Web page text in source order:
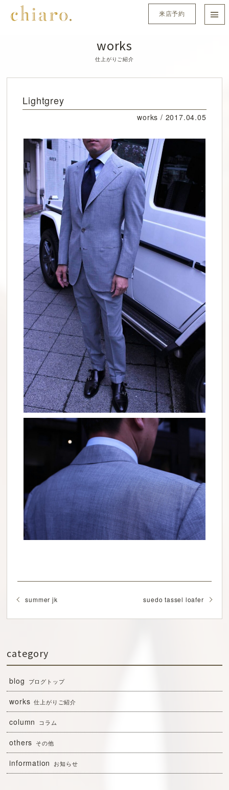
来店予約
works
仕上がりご紹介
Lightgrey
works / 2017.04.05
summer jk suedo tassel loafer
category
blog ブログトップ
works 仕上がりご紹介
column コラム
others その他
information お知らせ